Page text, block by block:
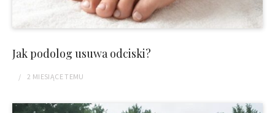
Jak podolog usuwa odciski?
2 MIESIĄCETEMU